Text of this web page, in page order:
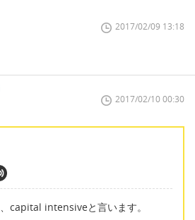
2017/02/09 13:18
2017/02/10 00:30
capital intensiveと言います。